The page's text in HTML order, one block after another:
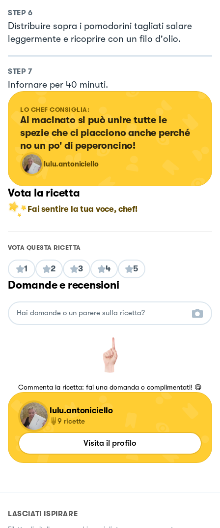
STEP 6
Distribuire sopra i pomodorini tagliati salare
leggermente e ricoprire con un filo d'olio.
STEP 7
Infornare per 40 minuti.
LO CHEF CONSIGLIA:
Al macinato si può unire tutte le
spezie che ci piacciono anche perché
no un po' di peperoncino!
lulu.antoniciello
Vota la ricetta
Fai sentire la tua voce, chef!
VOTA QUESTA RICETTA
1 2 3 4 5
Domande e recensioni
Commenta la ricetta: fai una domanda o complimentati! 😋
lulu.antoniciello
9 ricette
Visita il profilo
LASCIATI ISPIRARE